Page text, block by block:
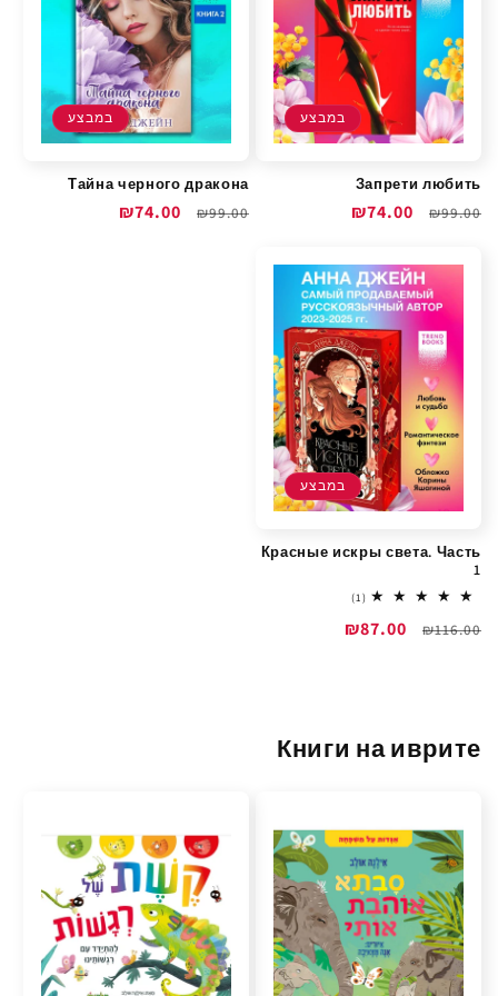
במבצע
Запрети любить
מחיר
₪99.00
מחיר
₪74.00
במבצע
Тайна черного дракона
מחיר
₪99.00
מחיר
₪74.00
במבצע
Красные искры света. Часть
1
(1)
1
reviews
מחיר
₪116.00
מחיר
₪87.00
Книги на иврите